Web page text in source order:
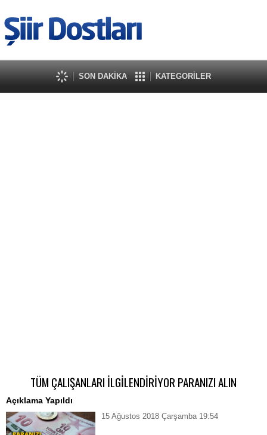
SON DAKİKA KATEGORİLER
TÜM ÇALIŞANLARI İLGİLENDİRİYOR PARANIZI ALIN
Açıklama Yapıldı
15 Ağustos 2018 Çarşamba 19:54